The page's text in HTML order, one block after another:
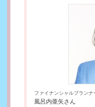
ファイナンシャルプランナ
風呂内亜矢さん